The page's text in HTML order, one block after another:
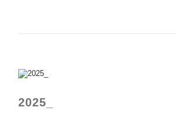
2025_